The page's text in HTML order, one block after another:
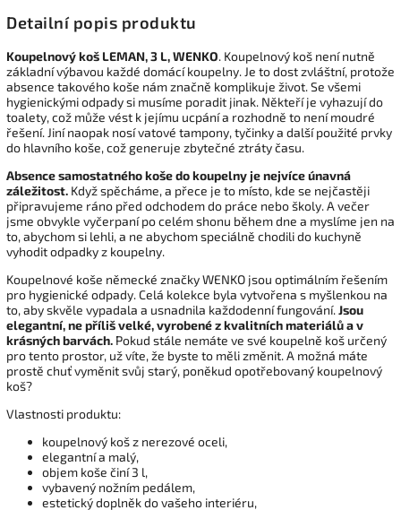
Detailní popis produktu
Koupelnový koš LEMAN, 3 L, WENKO. Koupelnový koš není nutně
základní výbavou každé domácí koupelny. Je to dost zvláštní, protože
absence takového koše nám značně komplikuje život. Se všemi
hygienickými odpady si musíme poradit jinak. Někteří je vyhazují do
toalety, což může vést k jejímu ucpání a rozhodně to není moudré
řešení. Jiní naopak nosí vatové tampony, tyčinky a další použité prvky
do hlavního koše, což generuje zbytečné ztráty času.
Absence samostatného koše do koupelny je nejvíce únavná
záležitost. Když spěcháme, a přece je to místo, kde se nejčastěji
připravujeme ráno před odchodem do práce nebo školy. A večer
jsme obvykle vyčerpaní po celém shonu během dne a myslíme jen na
to, abychom si lehli, a ne abychom speciálně chodili do kuchyně
vyhodit odpadky z koupelny.
Koupelnové koše německé značky WENKO jsou optimálním řešením
pro hygienické odpady. Celá kolekce byla vytvořena s myšlenkou na
to, aby skvěle vypadala a usnadnila každodenní fungování.Jsou
elegantní, ne příliš velké, vyrobené z kvalitních materiálů a v
krásných barvách. Pokud stále nemáte ve své koupelně koš určený
pro tento prostor, už víte, že byste to měli změnit. A možná máte
prostě chuť vyměnit svůj starý, poněkud opotřebovaný koupelnový
koš?
Vlastnosti produktu:
koupelnový koš z nerezové oceli,
elegantní a malý,
objem koše činí 3 l,
vybavený nožním pedálem,
estetický doplněk do vašeho interiéru,